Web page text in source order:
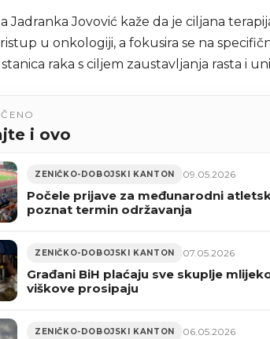
Jadranka Jovović kaže da je ciljana
u onkologiji, a fokusira se na
raka s ciljem zaustavljanja rasta i
i ovo
ZENIČKO-DOBOJSKI KANTON 09.05.2026
Počele prijave za međunarodni
poznat termin održavanja
ZENIČKO-DOBOJSKI KANTON 07.05.2026
Građani BiH plaćaju sve skuplje
viškove prosipaju
ZENIČKO-DOBOJSKI KANTON 06.05.2026